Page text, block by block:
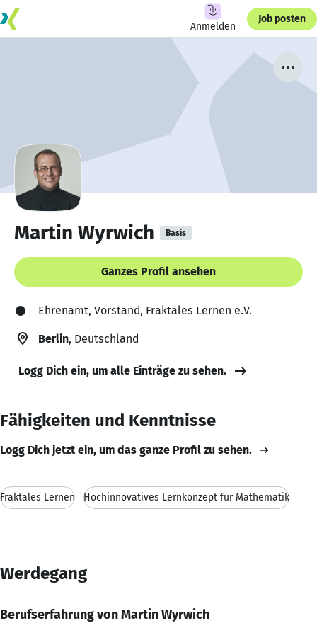
Anmelden
Job posten
Martin Wyrwich Basis
Ganzes Profil ansehen
Ehrenamt, Vorstand, Fraktales Lernen e.V.
Berlin, Deutschland
Logg Dich ein, um alle Einträge zu sehen.
Fähigkeiten und Kenntnisse
Logg Dich jetzt ein, um das ganze Profil zu sehen.
Fraktales Lernen Hochinnovatives Lernkonzept für Mathematik
Werdegang
Berufserfahrung von Martin Wyrwich